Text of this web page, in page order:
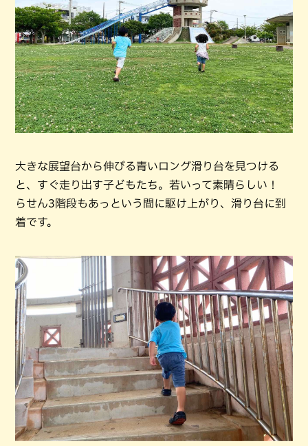
大きな展望台から伸びる青いロング滑り台を見つける
と、すぐ走り出す子どもたち。若いって素晴らしい！
らせん3階段もあっという間に駆け上がり、滑り台に到
着です。